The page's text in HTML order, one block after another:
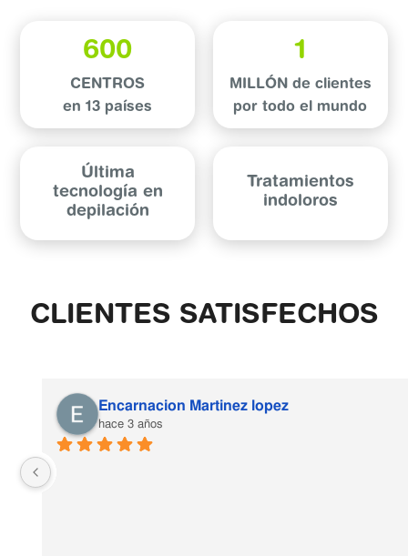
600
CENTROS
en 13 países
1
MILLÓNde clientes
por todo el mundo
Última
tecnología en
depilación
Tratamientos
indoloros
CLIENTES SATISFECHOS
Encarnacion Martinez lopez
hace 3 años